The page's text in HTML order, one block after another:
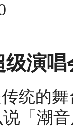
级演
统的
「潮